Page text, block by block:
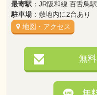
最寄駅 ：JR阪和線 百舌鳥駅
駐車場 ：敷地内に2台あり
地図・アクセス
無